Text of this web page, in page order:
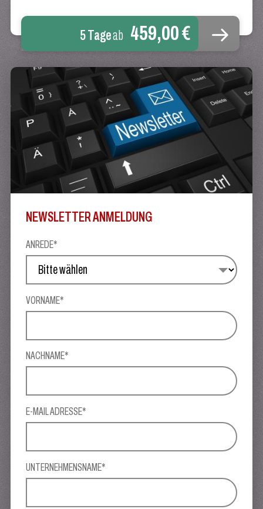
5 Tageab 459,00 €
NEWSLETTER ANMELDUNG
ANREDE*
VORNAME*
NACHNAME*
E-MAIL ADRESSE*
UNTERNEHMENSNAME*